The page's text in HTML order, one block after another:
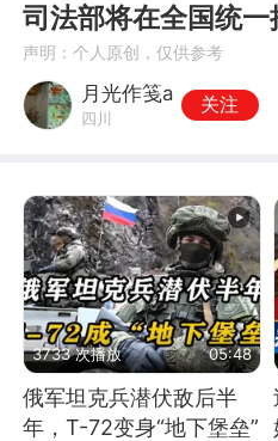
司法部将在全国统
声明：个人原创，仅供参考
月光作笺a
四川
关注
3733 次播放 05:48
俄军坦克兵潜伏敌后半
年，T-72变身“地下堡垒”